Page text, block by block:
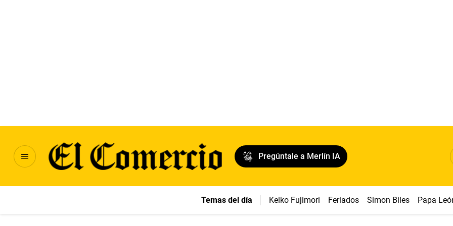
Pregúntale a Merlín IA
Temas del día Keiko Fujimori Feriados Simon Biles Papa